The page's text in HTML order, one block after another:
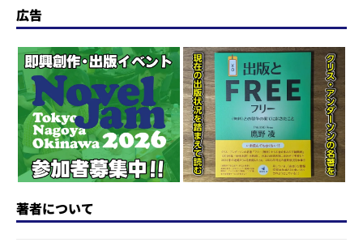
o
n
y o
o
k
s
広告
著者について